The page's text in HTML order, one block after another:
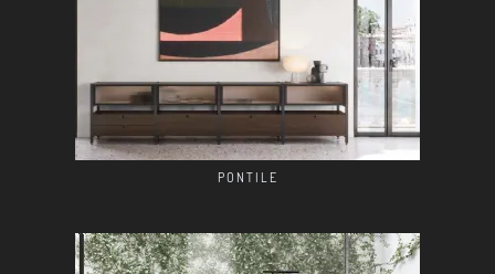
PONTILE